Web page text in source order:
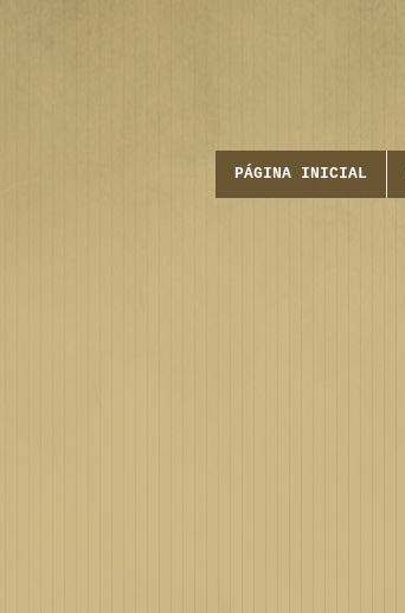
PÁGINA INICIAL